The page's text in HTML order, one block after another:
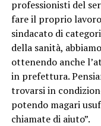
professionisti del
fare il proprio
sindacato di
della sanità,
ottenendo anche
in prefettura.
trovarsi in
potendo magari
chiamate di aiuto”.